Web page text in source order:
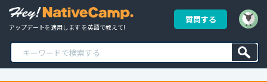
アップデートを適用します を英語で教えて!
質問する